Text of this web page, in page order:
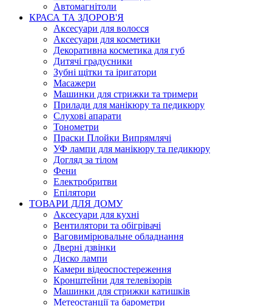
Автомагнітоли
КРАСА ТА ЗДОРОВ'Я
Аксесуари для волосся
Аксесуари для косметики
Декоративна косметика для губ
Дитячі градусники
Зубні щітки та іригатори
Масажери
Машинки для стрижки та тримери
Прилади для манікюру та педикюру
Слухові апарати
Тонометри
Праски Плойки Випрямлячі
УФ лампи для манікюру та педикюру
Догляд за тілом
Фени
Електробритви
Епілятори
ТОВАРИ ДЛЯ ДОМУ
Аксесуари для кухні
Вентилятори та обігрівачі
Ваговимірювальне обладнання
Дверні дзвінки
Диско лампи
Камери відеоспостереження
Кронштейни для телевізорів
Машинки для стрижки катишків
Метеостанції та барометри